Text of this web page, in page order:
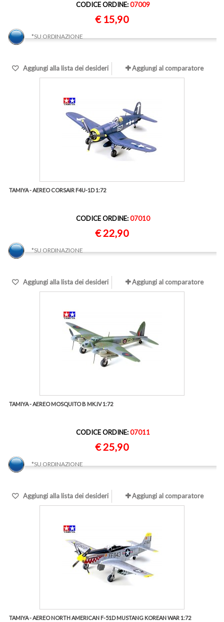
CODICE ORDINE:07009
€ 15,90
*SU ORDINAZIONE
Aggiungi alla lista dei desideri Aggiungi al comparatore
TAMIYA - AEREO CORSAIR F4U-1D 1:72
CODICE ORDINE:07010
€ 22,90
*SU ORDINAZIONE
Aggiungi alla lista dei desideri Aggiungi al comparatore
TAMIYA - AEREO MOSQUITO B MK.IV 1:72
CODICE ORDINE:07011
€ 25,90
*SU ORDINAZIONE
Aggiungi alla lista dei desideri Aggiungi al comparatore
TAMIYA - AEREO NORTH AMERICAN F-51D MUSTANG KOREAN WAR 1:72